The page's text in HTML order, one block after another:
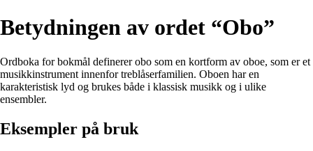
Betydningen av ordet “Obo”
Ordboka for bokmål definerer obo som en kortform av oboe, som er et
musikkinstrument innenfor treblåserfamilien. Oboen har en
karakteristisk lyd og brukes både i klassisk musikk og i ulike
ensembler.
Eksempler på bruk